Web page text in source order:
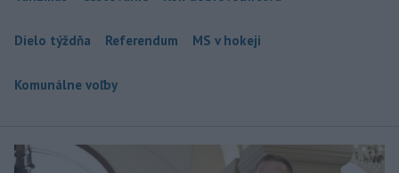
Dielo týždňa Referendum MS v hokeji
Komunálne voľby